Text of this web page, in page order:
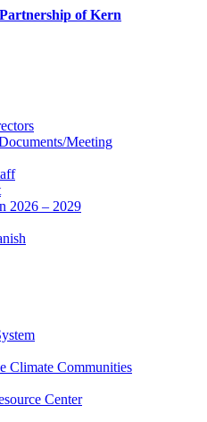
Meeting
2026 – 2029
Climate Communities
Center